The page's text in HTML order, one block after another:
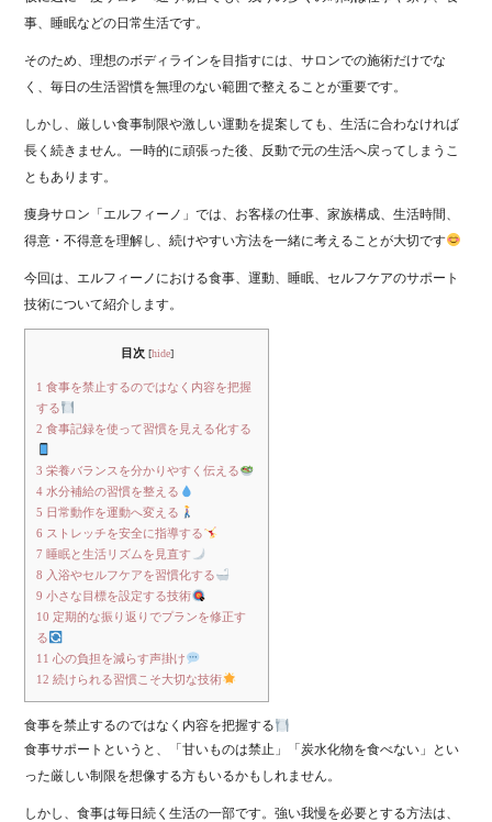
事、睡眠などの日常生活です。
そのため、理想のボディラインを目指すには、サロンでの施術だけでな
く、毎日の生活習慣を無理のない範囲で整えることが重要です。
しかし、厳しい食事制限や激しい運動を提案しても、生活に合わなければ
長く続きません。一時的に頑張った後、反動で元の生活へ戻ってしまうこ
ともあります。
痩身サロン「エルフィーノ」では、お客様の仕事、家族構成、生活時間、
得意・不得意を理解し、続けやすい方法を一緒に考えることが大切です
今回は、エルフィーノにおける食事、運動、睡眠、セルフケアのサポート
技術について紹介します。
目次 [hide]
1 食事を禁止するのではなく内容を把握
する
2 食事記録を使って習慣を見える化する
3 栄養バランスを分かりやすく伝える
4 水分補給の習慣を整える
5 日常動作を運動へ変える
6 ストレッチを安全に指導する
7 睡眠と生活リズムを見直す
8 入浴やセルフケアを習慣化する
9 小さな目標を設定する技術
10 定期的な振り返りでプランを修正す
る
11 心の負担を減らす声掛け
12 続けられる習慣こそ大切な技術
食事を禁止するのではなく内容を把握する
食事サポートというと、「甘いものは禁止」「炭水化物を食べない」とい
った厳しい制限を想像する方もいるかもしれません。
しかし、食事は毎日続く生活の一部です。強い我慢を必要とする方法は、